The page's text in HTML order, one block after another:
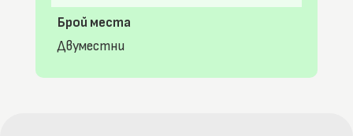
Брой места
Двуместни